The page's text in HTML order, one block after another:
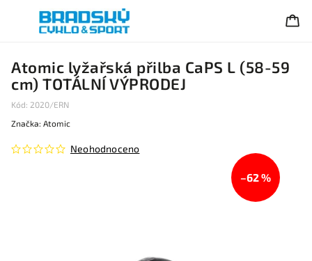
Atomic lyžařská přilba CaPS L (58-59
cm) TOTÁLNÍ VÝPRODEJ
Kód: 2020/ERN
Neohodnoceno
Značka: Atomic
–62 %